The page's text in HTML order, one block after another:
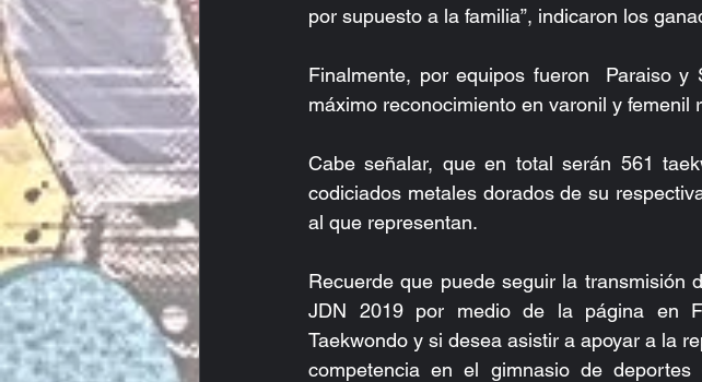
por supuesto a la familia”, indicaron los
Finalmente, por equipos fueron  Paraiso
máximo reconocimiento en varonil y femenil
Cabe señalar, que en total serán 561
codiciados metales dorados de su
al que representan.
Recuerde que puede seguir la transmisión
JDN 2019 por medio de la página en
Taekwondo y si desea asistir a apoyar a la
competencia en el gimnasio de